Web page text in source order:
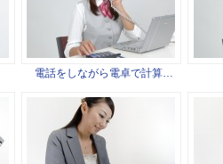
電話をしながら電卓で計算…